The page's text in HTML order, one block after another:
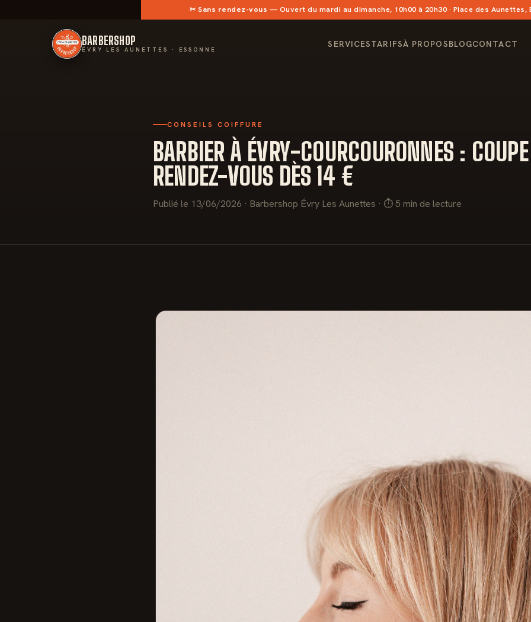
✂︎Sans rendez-vous — Ouvert du mardi au dimanche, 10h00 à 20h30 · Place des Aunettes,
BARBERSHOP
ÉVRY LES AUNETTES · ESSONNE
SERVICESTARIFSÀ PROPOSBLOGCONTACT
CONSEILS COIFFURE
BARBIER À ÉVRY-COURCOURONNES :
RENDEZ-VOUS DÈS 14 €
Publié le 13/06/2026 · Barbershop Évry Les Aunettes · ⏱ 5 min de lecture